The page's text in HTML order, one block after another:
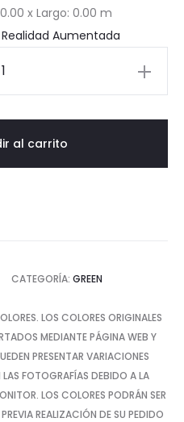
era:
$21.39.
x Largo: 0.00 m
Aumentada
al carrito
CATEGORÍA: GREEN
LOS COLORES ORIGINALES
MEDIANTE PÁGINA WEB Y
PRESENTAR VARIACIONES
FOTOGRAFÍAS DEBIDO A LA
LOS COLORES PODRÁN SER
REALIZACIÓN DE SU PEDIDO